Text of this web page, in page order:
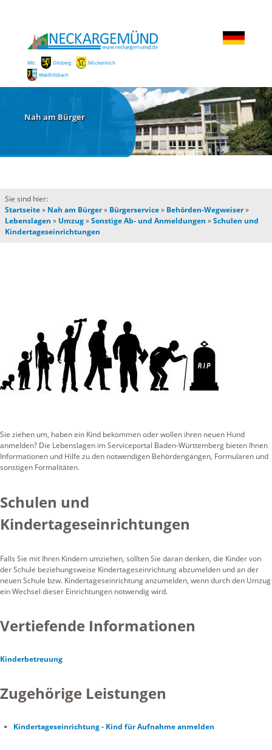
Mit: Dilsberg
Mückenloch
Waldhilsbach
Nah am Bürger
Sie sind hier:
Startseite» Nah am Bürger» Bürgerservice» Behörden-Wegweiser»
Lebenslagen » Umzug»Sonstige Ab- und Anmeldungen »Schulen und
Kindertageseinrichtungen
Sie ziehen um, haben ein Kind bekommen oder wollen ihren neuen Hund
anmelden? Die Lebenslagen im Serviceportal Baden-Württemberg bieten Ihnen
Informationen und Hilfe zu den notwendigen Behördengängen, Formularen und
sonstigen Formalitäten.
Schulen und
Kindertageseinrichtungen
Falls Sie mit Ihren Kindern umziehen, sollten Sie daran denken, die Kinder von
der Schule beziehungsweise Kindertageseinrichtung abzumelden und an der
neuen Schule bzw. Kindertageseinrichtung anzumelden, wenn durch den Umzug
ein Wechsel dieser Einrichtungen notwendig wird.
Vertiefende Informationen
Kinderbetreuung
Zugehörige Leistungen
Kindertageseinrichtung - Kind für Aufnahme anmelden